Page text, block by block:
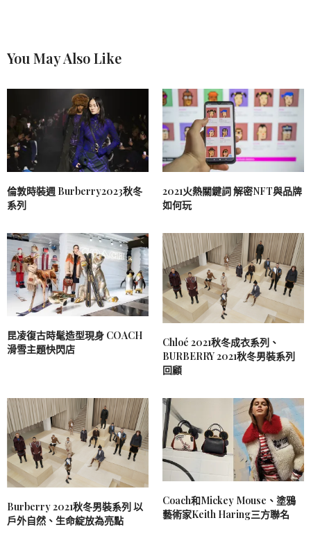
You May Also Like
倫敦時裝週 Burberry2023秋冬
系列
2021火熱關鍵詞 解密NFT與品牌
如何玩
昆凌復古時髦造型現身 COACH
滑雪主題快閃店
Chloé 2021秋冬成衣系列、
BURBERRY 2021秋冬男裝系列
回顧
Burberry 2021秋冬男裝系列 以
戶外自然、生命綻放為亮點
Coach和Mickey Mouse、塗鴉
藝術家Keith Haring三方聯名